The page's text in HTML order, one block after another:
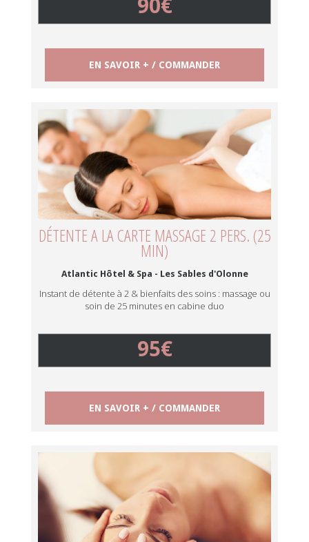
EN SAVOIR + / COMMANDER
DÉTENTE A LA CARTE MASSAGE 2 PERS. (25
MIN)
Atlantic Hôtel & Spa - Les Sables d'Olonne
Instant de détente à 2 & bienfaits des soins : massage ou
soin de 25 minutes en cabine duo
95€
EN SAVOIR + / COMMANDER